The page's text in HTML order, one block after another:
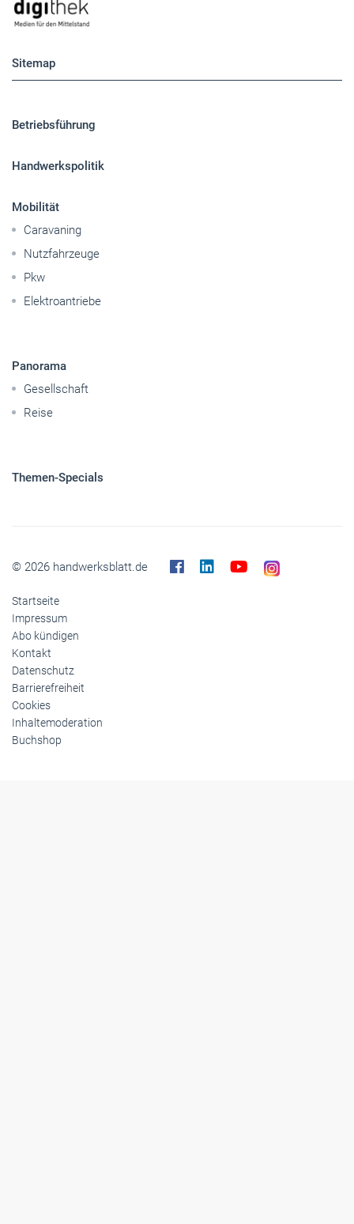
Sitemap
Betriebsführung
Handwerkspolitik
Mobilität
Caravaning
Nutzfahrzeuge
Pkw
Elektroantriebe
Panorama
Gesellschaft
Reise
Themen-Specials
© 2026 handwerksblatt.de
Startseite
Impressum
Abo kündigen
Kontakt
Datenschutz
Barrierefreiheit
Cookies
Inhaltemoderation
Buchshop